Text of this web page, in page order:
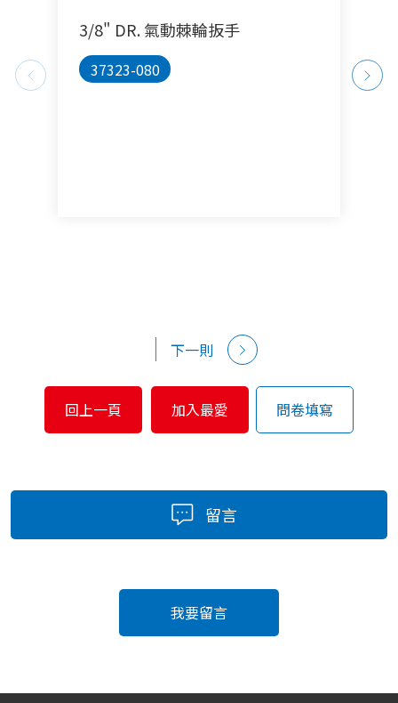
3/8" DR. 氣動棘輪扳手
37323-080
下一則
回上一頁 加入最愛 問卷填寫
留言
我要留言